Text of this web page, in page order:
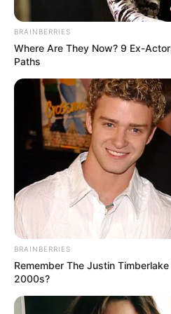
Alcaldía de Bello
Mes de la niñez en Bello
Por: Paola Agredo Tapias
Abril 1, 2025
BRAINBERRIES
Where Are They Now? 9 Ex-
Paths
BRAINBERRIES
Remember The Justin
2000s?